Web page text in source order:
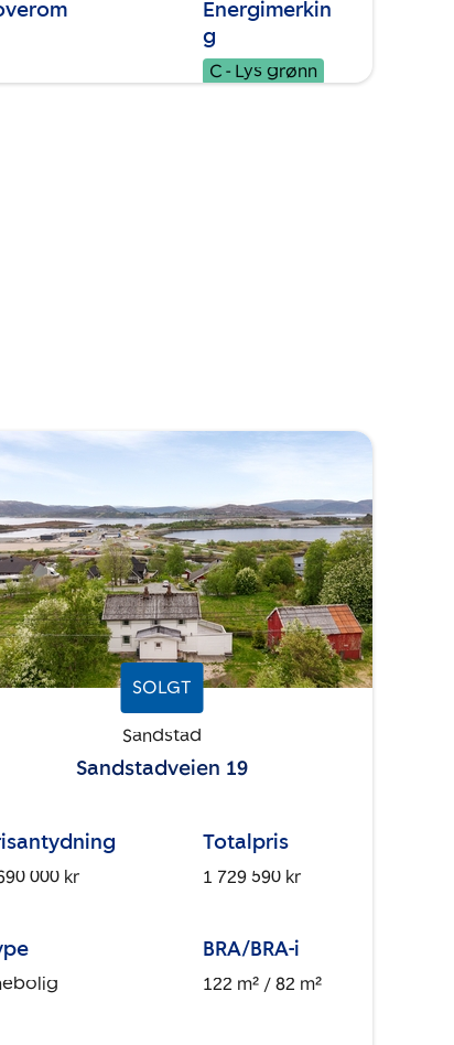
Energimerkin
g
C - Lys grønn
SOLGT
Sandstad
Sandstadveien 19
000 kr
Totalpris
1 729 590 kr
BRA/BRA-i
122 m² / 82 m²